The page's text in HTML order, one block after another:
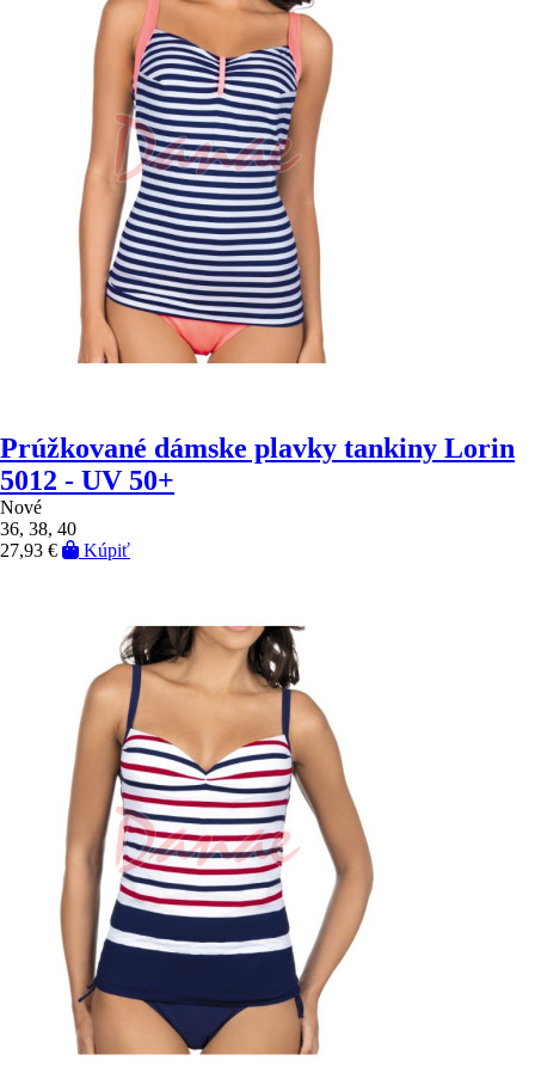
Prúžkované dámske plavky tankiny Lorin
5012 - UV 50+
Nové
36, 38, 40
27,93 €
Kúpiť